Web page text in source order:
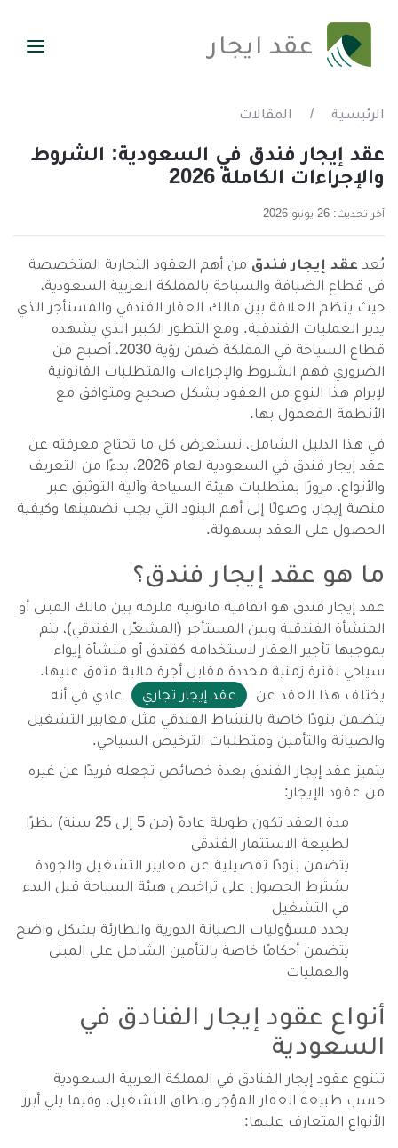
عقد ايجار
الرئيسية / المقالات
عقد إيجار فندق في السعودية: الشروط
والإجراءات الكاملة 2026
آخر تحديث: 26 يونيو 2026
يُعد عقد إيجار فندق من أهم العقود التجارية المتخصصة
في قطاع الضيافة والسياحة بالمملكة العربية السعودية،
حيث ينظم العلاقة بين مالك العقار الفندقي والمستأجر الذي
يدير العمليات الفندقية. ومع التطور الكبير الذي يشهده
قطاع السياحة في المملكة ضمن رؤية 2030، أصبح من
الضروري فهم الشروط والإجراءات والمتطلبات القانونية
لإبرام هذا النوع من العقود بشكل صحيح ومتوافق مع
الأنظمة المعمول بها.
في هذا الدليل الشامل، نستعرض كل ما تحتاج معرفته عن
عقد إيجار فندق في السعودية لعام 2026، بدءًا من التعريف
والأنواع، مرورًا بمتطلبات هيئة السياحة وآلية التوثيق عبر
منصة إيجار، وصولًا إلى أهم البنود التي يجب تضمينها وكيفية
الحصول على العقد بسهولة.
ما هو عقد إيجار فندق؟
عقد إيجار فندق هو اتفاقية قانونية ملزمة بين مالك المبنى أو
المنشأة الفندقية وبين المستأجر (المشغّل الفندقي)، يتم
بموجبها تأجير العقار لاستخدامه كفندق أو منشأة إيواء
سياحي لفترة زمنية محددة مقابل أجرة مالية متفق عليها.
يختلف هذا العقد عن
عقد إيجار تجاري
عادي في أنه
يتضمن بنودًا خاصة بالنشاط الفندقي مثل معايير التشغيل
والصيانة والتأمين ومتطلبات الترخيص السياحي.
يتميز عقد إيجار الفندق بعدة خصائص تجعله فريدًا عن غيره
من عقود الإيجار:
مدة العقد تكون طويلة عادةً (من 5 إلى 25 سنة) نظرًا
لطبيعة الاستثمار الفندقي
يتضمن بنودًا تفصيلية عن معايير التشغيل والجودة
يشترط الحصول على تراخيص هيئة السياحة قبل البدء
في التشغيل
يحدد مسؤوليات الصيانة الدورية والطارئة بشكل واضح
يتضمن أحكامًا خاصة بالتأمين الشامل على المبنى
والعمليات
أنواع عقود إيجار الفنادق في
السعودية
تتنوع عقود إيجار الفنادق في المملكة العربية السعودية
حسب طبيعة العقار المؤجر ونطاق التشغيل. وفيما يلي أبرز
الأنواع المتعارف عليها: